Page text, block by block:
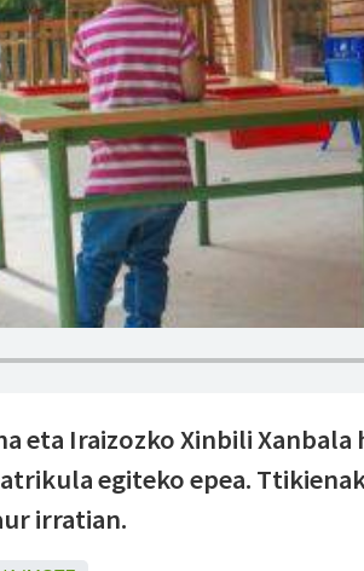
eta Iraizozko Xinbili
egiteko epea.
irratian.